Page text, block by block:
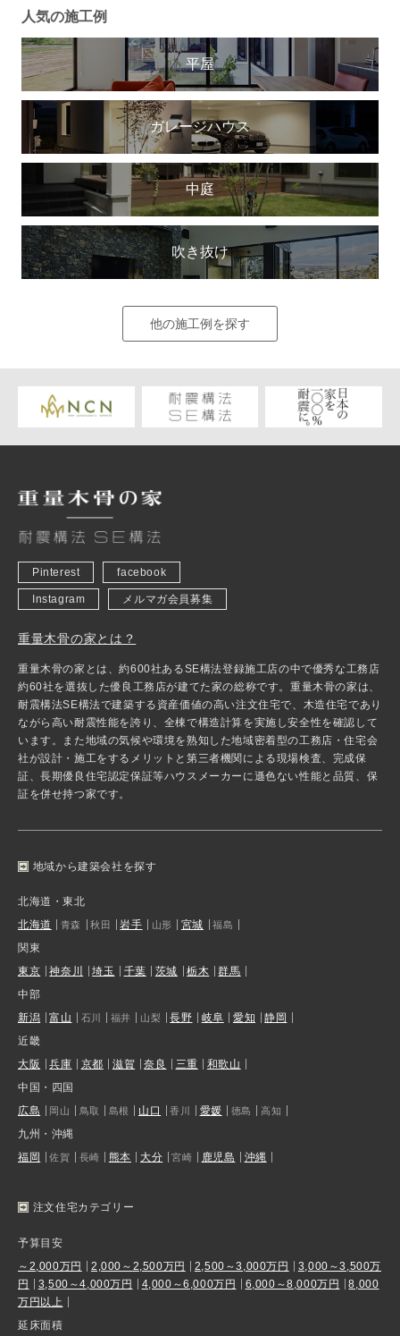
人気の施工例
平屋
ガレージハウス
中庭
吹き抜け
他の施工例を探す
Pinterest facebook
Instagram メルマガ会員募集
重量木骨の家とは？
重量木骨の家とは、約600社あるSE構法登録施工店の中で優秀な工務店
約60社を選抜した優良工務店が建てた家の総称です。重量木骨の家は、
耐震構法SE構法で建築する資産価値の高い注文住宅で、木造住宅であり
ながら高い耐震性能を誇り、全棟で構造計算を実施し安全性を確認して
います。また地域の気候や環境を熟知した地域密着型の工務店・住宅会
社が設計・施工をするメリットと第三者機関による現場検査、完成保
証、長期優良住宅認定保証等ハウスメーカーに遜色ない性能と品質、保
証を併せ持つ家です。
地域から建築会社を探す
北海道・東北
北海道
青森 秋田 岩手 山形 宮城 福島
関東
東京
神奈川 埼玉 千葉 茨城 栃木
群馬
中部
新潟
富山 石川 福井 山梨 長野 岐阜 愛知
静岡
近畿
大阪
兵庫 京都 滋賀 奈良 三重
和歌山
中国・四国
広島
岡山 鳥取 島根 山口 香川 愛媛 徳島 高知
九州・沖縄
福岡
佐賀 長崎 熊本 大分 宮崎 鹿児島 沖縄
注文住宅カテゴリー
予算目安
～2,000万円
2,000～2,500万円 2,500～3,000万円
3,000～3,500万
円
3,500～4,000万円 4,000～6,000万円 6,000～8,000万円
8,000
万円以上
延床面積